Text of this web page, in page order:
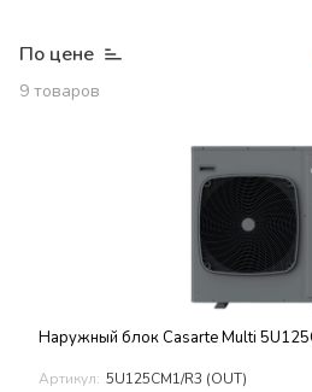
По цене
9 товаров
Наружный блок Casarte Multi
Артикул: 5U125CM1/R3 (OUT)